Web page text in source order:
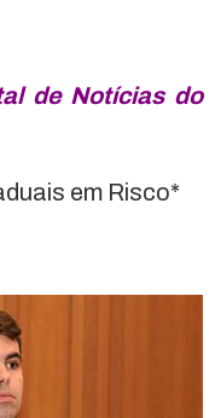
de Notícias do
em Risco*